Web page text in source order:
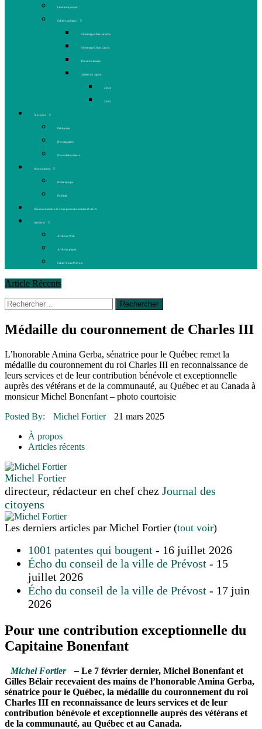
Liberté de presse
Cahiers spéciaux
Hommage à Élie Laroche
Hommage à Jean Laurin
10e anniversaire
Cahiers du Japon
2004
2005
À propos
Échéancier
Nos stagiaires
Nos collaborateurs
Nous joindre
Notre équipe
Publicité
Devenez membre de votre journal et assistez à l’AGA
Archives
Archives Web
Archives papier
Cahier Vivez Prévost
Article Récents
14 octobre 2015
La course de boîtes à savon du club
Le rendez-vous des bolides
30 juin 2015
Fantaisie et créativité en mode jeunesse
16 juillet 2026 | CULTURE
16 juillet 2026 | POLITIQUE
16 juillet 2026 | ENVIRONNEMENT
16 juillet 2026 | COMMUNAUTAIRE
Rechercher :
Médaille du couronnement de Charles III
L’honorable Amina Gerba, sénatrice pour le Québec remet la
médaille du couronnement du roi Charles III en reconnaissance de
leurs services et de leur contribution bénévole et exceptionnelle
auprès des vétérans et de la communauté, au Québec et au Canada à
monsieur Michel Bonenfant – photo courtoisie
Posted By:
Michel Fortier
21 mars 2025
À propos
Articles récents
Michel Fortier
directeur, rédacteur en chef chez Journal des
citoyens
Les derniers articles par Michel Fortier (tout voir)
1001 patentes qui bougent - 16 juillet 2026
Écho du conseil de la ville de Prévost - 15
juillet 2026
Écho du conseil de la ville de Prévost - 17 juin
2026
Pour une contribution exceptionnelle du
Capitaine Bonenfant
Michel Fortier – Le 7 février dernier, Michel Bonenfant et
Gilles Bélair recevaient des mains de l’honorable Amina Gerba,
sénatrice pour le Québec, la médaille du couronnement du roi
Charles III en reconnaissance de leurs services et de leur
contribution bénévole et exceptionnelle auprès des vétérans et
de la communauté, au Québec et au Canada.